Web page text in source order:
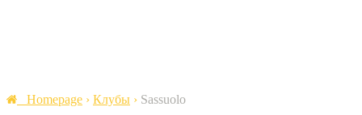
Homepage › Клубы › Sassuolo